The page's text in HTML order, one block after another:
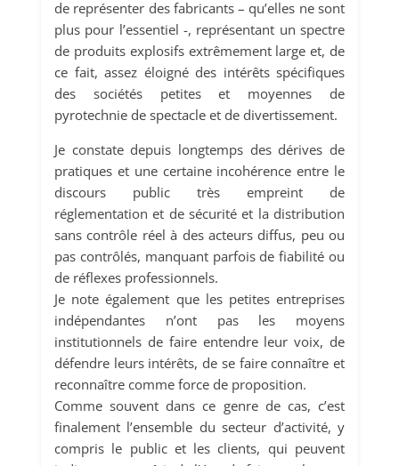
de représenter des fabricants – qu’elles ne sont
plus pour l’essentiel -, représentant un spectre
de produits explosifs extrêmement large et, de
ce fait, assez éloigné des intérêts spécifiques
des sociétés petites et moyennes de
pyrotechnie de spectacle et de divertissement.
Je constate depuis longtemps des dérives de
pratiques et une certaine incohérence entre le
discours public très empreint de
réglementation et de sécurité et la distribution
sans contrôle réel à des acteurs diffus, peu ou
pas contrôlés, manquant parfois de fiabilité ou
de réflexes professionnels.
Je note également que les petites entreprises
indépendantes n’ont pas les moyens
institutionnels de faire entendre leur voix, de
défendre leurs intérêts, de se faire connaître et
reconnaître comme force de proposition.
Comme souvent dans ce genre de cas, c’est
finalement l’ensemble du secteur d’activité, y
compris le public et les clients, qui peuvent